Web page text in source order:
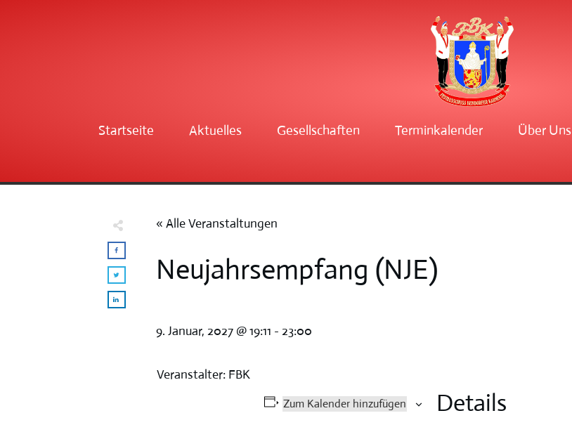
Startseite Aktuelles Gesellschaften Terminkalender Über Uns
« Alle Veranstaltungen
Neujahrsempfang (NJE)
9. Januar, 2027 @ 19:11 - 23:00
Veranstalter: FBK
Zum Kalender hinzufügen Details